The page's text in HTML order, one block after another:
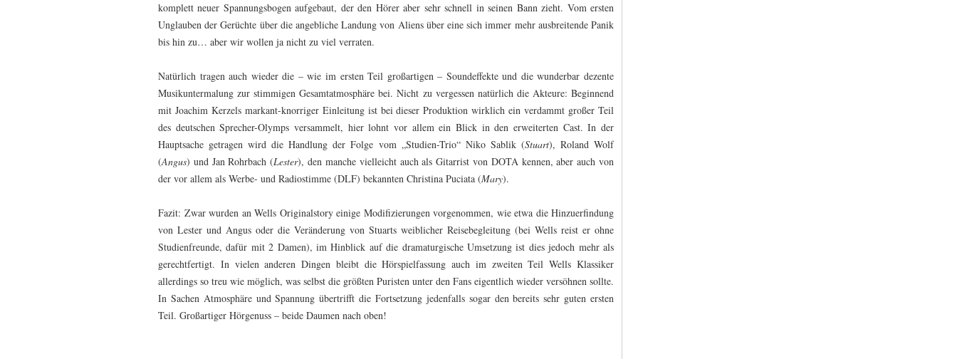
komplett neuer Spannungsbogen aufgebaut, der den Hörer aber sehr schnell in seinen Bann zieht. Vom ersten
Unglauben der Gerüchte über die angebliche Landung von Aliens über eine sich immer mehr ausbreitende Panik
bis hin zu… aber wir wollen ja nicht zu viel verraten.
Natürlich tragen auch wieder die – wie im ersten Teil großartigen – Soundeffekte und die wunderbar dezente
Musikuntermalung zur stimmigen Gesamtatmosphäre bei. Nicht zu vergessen natürlich die Akteure: Beginnend
mit Joachim Kerzels markant-knorriger Einleitung ist bei dieser Produktion wirklich ein verdammt großer Teil
des deutschen Sprecher-Olymps versammelt, hier lohnt vor allem ein Blick in den erweiterten Cast. In der
Hauptsache getragen wird die Handlung der Folge vom „Studien-Trio“ Niko Sablik (Stuart), Roland Wolf
(Angus) und Jan Rohrbach (Lester), den manche vielleicht auch als Gitarrist von DOTA kennen, aber auch von
der vor allem als Werbe- und Radiostimme (DLF) bekannten Christina Puciata (Mary).
Fazit: Zwar wurden an Wells Originalstory einige Modifizierungen vorgenommen, wie etwa die Hinzuerfindung
von Lester und Angus oder die Veränderung von Stuarts weiblicher Reisebegleitung (bei Wells reist er ohne
Studienfreunde, dafür mit 2 Damen), im Hinblick auf die dramaturgische Umsetzung ist dies jedoch mehr als
gerechtfertigt. In vielen anderen Dingen bleibt die Hörspielfassung auch im zweiten Teil Wells Klassiker
allerdings so treu wie möglich, was selbst die größten Puristen unter den Fans eigentlich wieder versöhnen sollte.
In Sachen Atmosphäre und Spannung übertrifft die Fortsetzung jedenfalls sogar den bereits sehr guten ersten
Teil. Großartiger Hörgenuss – beide Daumen nach oben!